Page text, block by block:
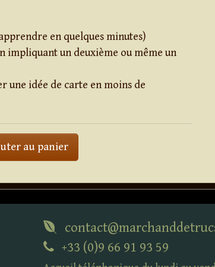
en quelques minutes)
impliquant un deuxième ou même un
une idée de carte en moins de
au panier' . Polarity . '
+33 (0)9 66 91 93 59